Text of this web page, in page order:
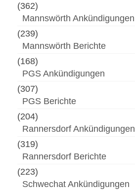
(362)
Mannswörth Ankündigungen
(239)
Mannswörth Berichte
(168)
PGS Ankündigungen
(307)
PGS Berichte
(204)
Rannersdorf Ankündigungen
(319)
Rannersdorf Berichte
(223)
Schwechat Ankündigungen